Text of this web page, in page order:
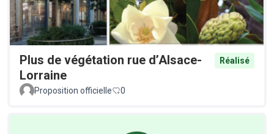
Plus de végétation rue d’Alsace-
Lorraine
Réalisé
Proposition officielle 0